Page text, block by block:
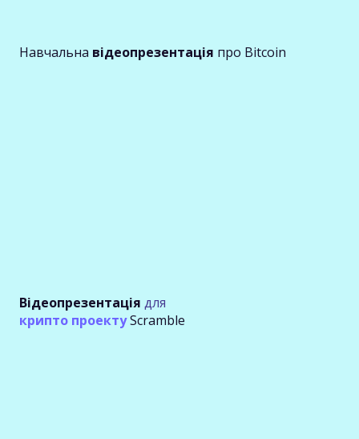
Навчальна відеопрезентація про Bitcoin
Відеопрезентація для
крипто проектуScramble